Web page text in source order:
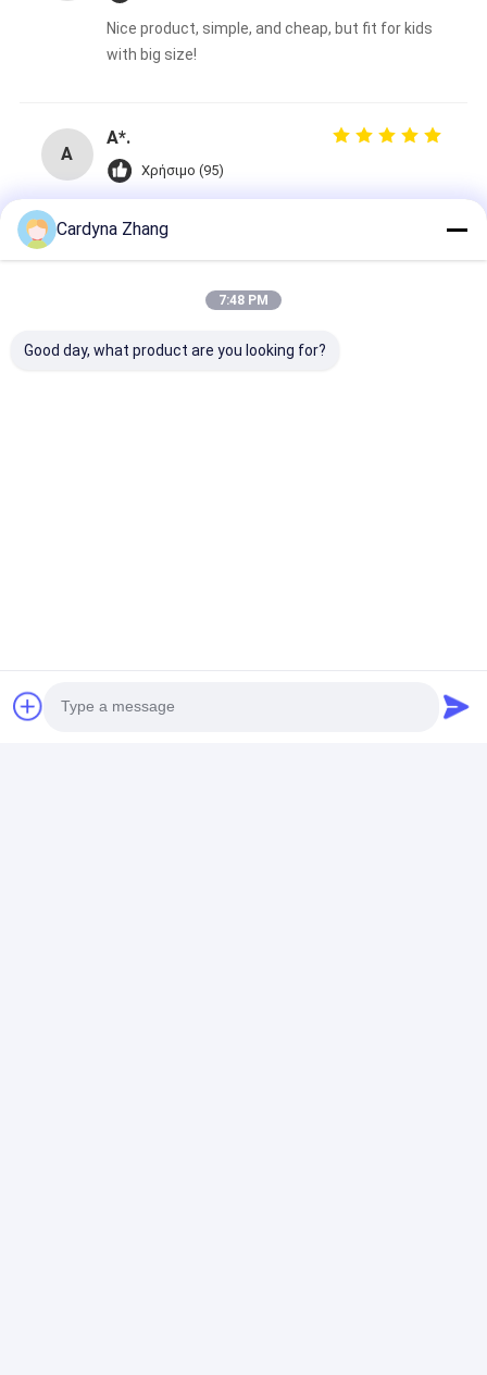
Nice product, simple, and cheap, but fit for kids
with big size!
A
A*.
Χρήσιμο (95)
32768*32768 υπέρυθρο διαλογικό Whiteboard
Νανο επιφάνεια υπέρυθρο διαλογικό Whiteboard
Cardyna Zhang
7:48 PM
Good day, what product are you looking for?